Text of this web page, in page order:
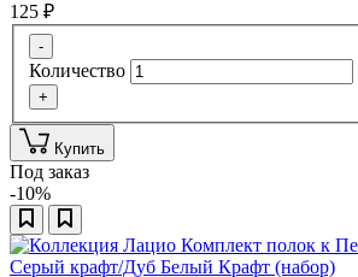
125 ₽
-
Количество
+
Купить
Под заказ
-10%